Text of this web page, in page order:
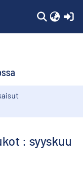
: syyskuu